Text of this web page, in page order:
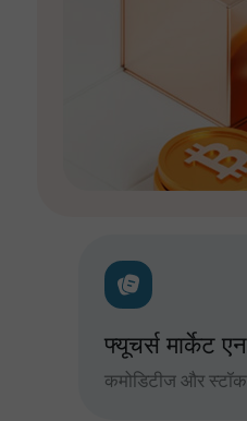
फ्यूचर्स मार्केट
कमोडिटीज और